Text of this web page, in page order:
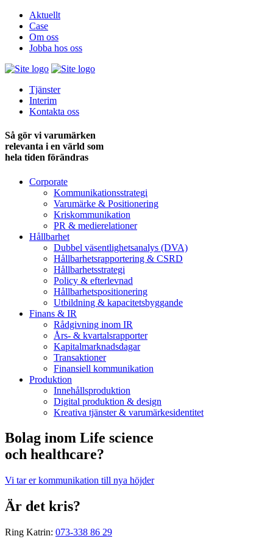
Aktuellt
Case
Om oss
Jobba hos oss
Tjänster
Interim
Kontakta oss
Så gör vi varumärken
relevanta i en värld som
hela tiden förändras
Corporate
Kommunikationsstrategi
Varumärke & Positionering
Kriskommunikation
PR & medie­relationer
Hållbarhet
Dubbel väsentlighets­analys (DVA)
Hållbarhets­rapportering & CSRD
Hållbarhets­strategi
Policy & efterlevnad
Hållbarhets­positionering
Utbildning & kapacitetsbyggande
Finans & IR
Rådgivning inom IR
Års- & kvartalsrapporter
Kapitalmarknadsdagar
Transaktioner
Finansiell kommunikation
Produktion
Innehållsproduktion
Digital produktion & design
Kreativa tjänster & varumärkesidentitet
Bolag inom Life science
och healthcare?
Vi tar er kommunikation till nya höjder
Är det kris?
Ring Katrin: 073-338 86 29